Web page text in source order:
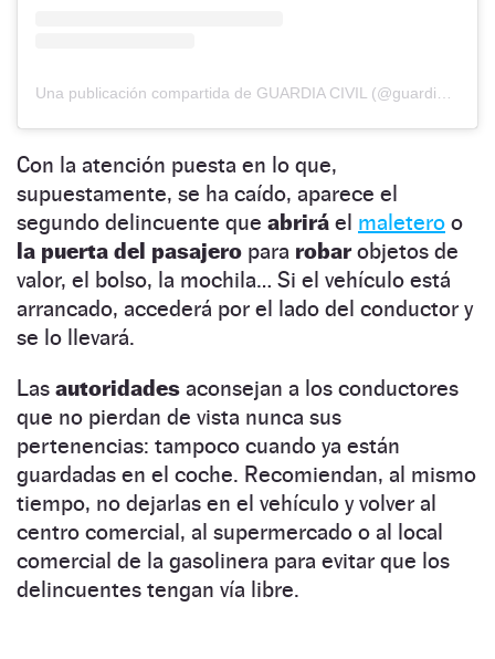
Con la atención puesta en lo que,
supuestamente, se ha caído, aparece el
segundo delincuente que abrirá el maletero o
la puerta del pasajero para robarobjetos de
valor, el bolso, la mochila… Si el vehículo está
arrancado, accederá por el lado del conductor y
se lo llevará.
Las autoridades aconsejan a los conductores
que no pierdan de vista nunca sus
pertenencias: tampoco cuando ya están
guardadas en el coche. Recomiendan, al mismo
tiempo, no dejarlas en el vehículo y volver al
centro comercial, al supermercado o al local
comercial de la gasolinera para evitar que los
delincuentes tengan vía libre.